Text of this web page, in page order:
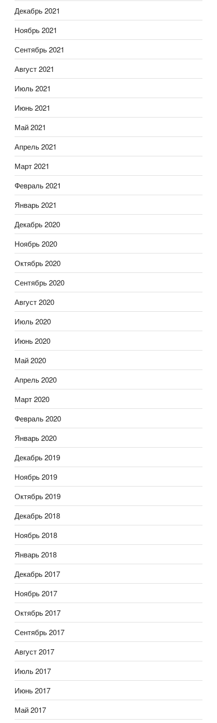
Декабрь 2021
Ноябрь 2021
Сентябрь 2021
Август 2021
Июль 2021
Июнь 2021
Май 2021
Апрель 2021
Март 2021
Февраль 2021
Январь 2021
Декабрь 2020
Ноябрь 2020
Октябрь 2020
Сентябрь 2020
Август 2020
Июль 2020
Июнь 2020
Май 2020
Апрель 2020
Март 2020
Февраль 2020
Январь 2020
Декабрь 2019
Ноябрь 2019
Октябрь 2019
Декабрь 2018
Ноябрь 2018
Январь 2018
Декабрь 2017
Ноябрь 2017
Октябрь 2017
Сентябрь 2017
Август 2017
Июль 2017
Июнь 2017
Май 2017